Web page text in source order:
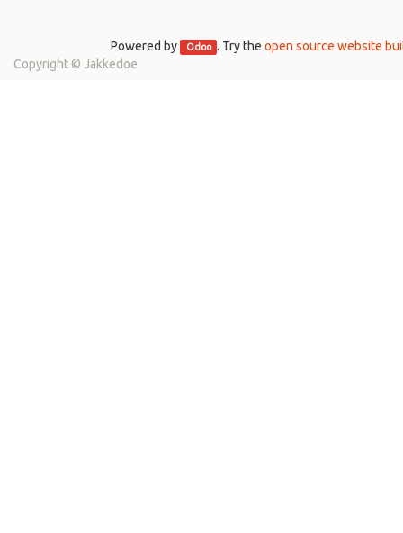
Powered by Odoo . Try the open source website
Copyright © Jakkedoe